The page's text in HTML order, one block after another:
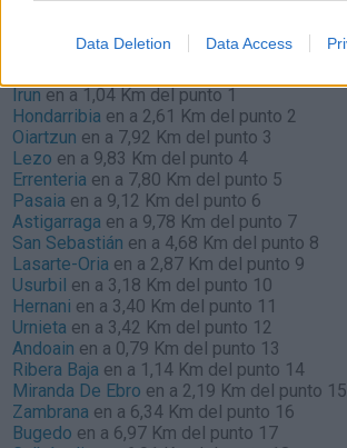
Data Deletion Data Access
según la dirección general de tráfico
Irunen a 1,04 Km del punto 1
Hondarribia en a 2,61 Km del punto 2
Oiartzun en a 7,92 Km del punto 3
Lezo en a 9,83 Km del punto 4
Errenteria en a 7,80 Km del punto 5
Pasaia en a 9,12 Km del punto 6
Astigarraga en a 9,78 Km del punto 7
San Sebastián en a 4,68 Km del punto 8
Lasarte-Oria en a 2,87 Km del punto 9
Usurbil en a 3,18 Km del punto 10
Hernani en a 3,40 Km del punto 11
Urnieta en a 3,42 Km del punto 12
Andoain en a 0,79 Km del punto 13
Ribera Baja en a 1,14 Km del punto 14
Miranda De Ebro en a 2,19 Km del punto 15
Zambrana en a 6,34 Km del punto 16
Bugedo en a 6,97 Km del punto 17